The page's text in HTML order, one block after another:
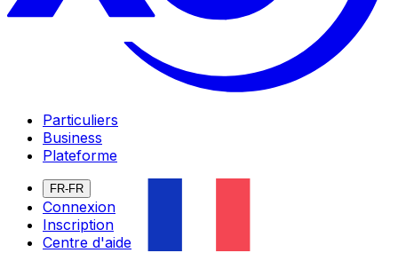
Particuliers
Business
Plateforme
FR-FR
Connexion
Inscription
Centre d'aide